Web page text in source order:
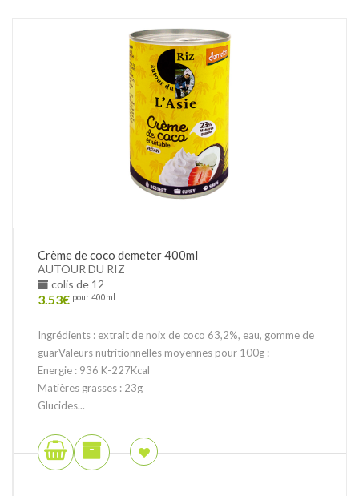
Crème de coco demeter 400ml
AUTOUR DU RIZ
colis de 12
3.53€ pour 400ml
Ingrédients : extrait de noix de coco 63,2%, eau, gomme de
guarValeurs nutritionnelles moyennes pour 100g :
Energie : 936 K-227Kcal
Matières grasses : 23g
Glucides...